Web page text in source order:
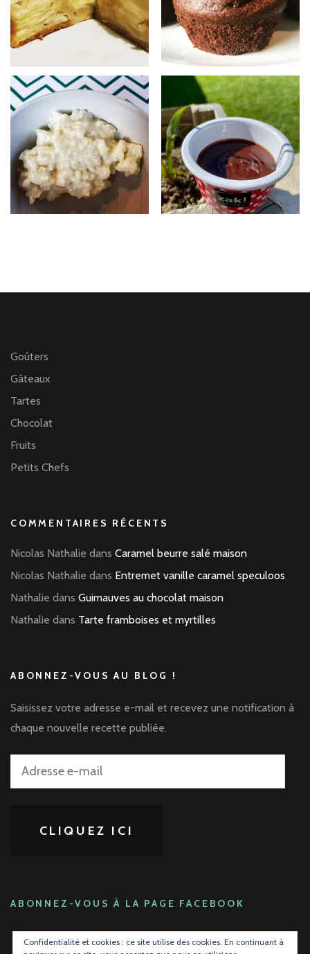
Goûters
Gâteaux
Tartes
Chocolat
Fruits
Petits Chefs
COMMENTAIRES RÉCENTS
Nicolas Nathalie dans Caramel beurre salé maison
Nicolas Nathalie dans Entremet vanille caramel speculoos
Nathalie dans Guimauves au chocolat maison
Nathalie dans Tarte framboises et myrtilles
ABONNEZ-VOUS AU BLOG !
Saisissez votre adresse e-mail et recevez une notification à
chaque nouvelle recette publiée.
Adresse
CLIQUEZ ICI
ABONNEZ-VOUS À LA PAGE FACEBOOK
Confidentialité et cookies : ce site utilise des cookies. En continuant à